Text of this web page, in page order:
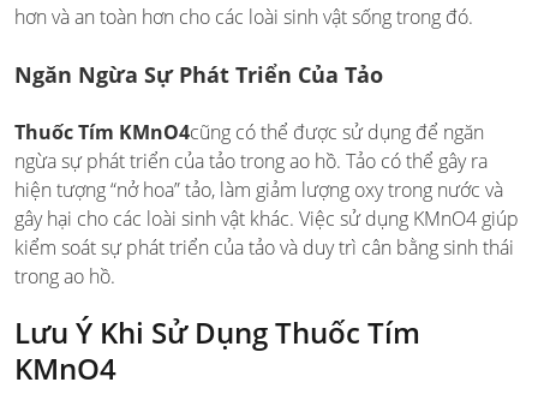
hơn và an toàn hơn cho các loài sinh vật sống trong đó.
Ngăn Ngừa Sự Phát Triển Của Tảo
Thuốc Tím KMnO4cũng có thể được sử dụng để ngăn
ngừa sự phát triển của tảo trong ao hồ. Tảo có thể gây ra
hiện tượng “nở hoa” tảo, làm giảm lượng oxy trong nước và
gây hại cho các loài sinh vật khác. Việc sử dụng KMnO4 giúp
kiểm soát sự phát triển của tảo và duy trì cân bằng sinh thái
trong ao hồ.
Lưu Ý Khi Sử Dụng Thuốc Tím
KMnO4